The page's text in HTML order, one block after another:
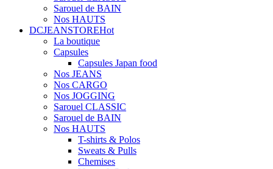
Sarouel de BAIN
Nos HAUTS
DCJEANSTOREHot
La boutique
Capsules
Capsules Japan food
Nos JEANS
Nos CARGO
Nos JOGGING
Sarouel CLASSIC
Sarouel de BAIN
Nos HAUTS
T-shirts & Polos
Sweats & Pulls
Chemises